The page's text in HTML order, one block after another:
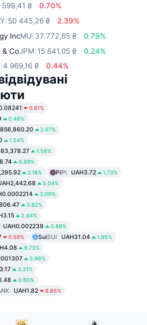
599,41 ₴
0.70%
50 445,26 ₴
2.39%
IncMU 37 772,65 ₴
0.79%
& CoJPM 15 841,05 ₴
0.24%
4 969,16 ₴ 0.44%
0.81%
0.49%
2.67%
1.54%
1.58%
6.89%
2.18% PiPI UAH3.72 1.73%
5.04%
3.09%
3.82%
2.44%
UAH0.002239 0.89%
0.59% SuiSUI UAH31.04 1.95%
9.73%
3.99%
3.31%
0.80%
UAH1.82 8.85%